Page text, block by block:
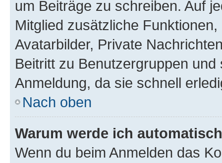
um Beiträge zu schreiben. Auf
Mitglied zusätzliche
Avatarbilder, Private
Beitritt zu Benutzergruppen
Anmeldung, da sie schnell
Nach oben
Warum werde ich
Wenn du beim Anmelden das